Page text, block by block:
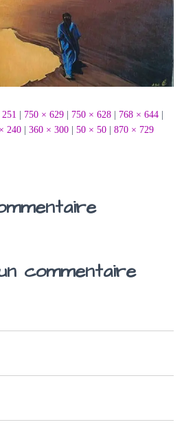
| 750 × 629 | 750 × 628 | 768 × 644 |
240 | 360 × 300 | 50 × 50 | 870 × 729
commentaire